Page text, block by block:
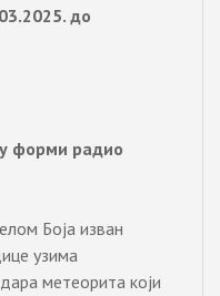
до
форми радио
Боја изван
узима
метеорита који